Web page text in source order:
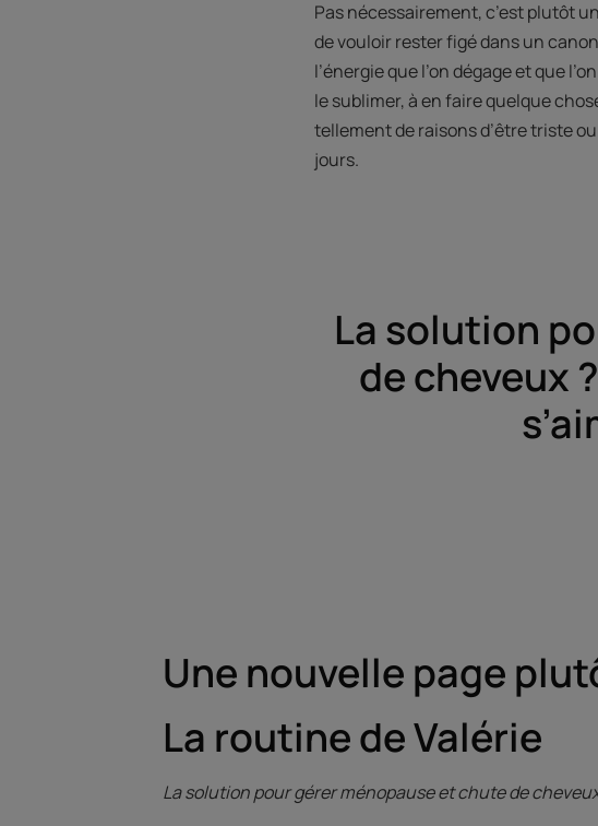
Pas nécessairement, c’est plutôt
de vouloir rester figé dans un
l’énergie que l’on dégage et que
le sublimer, à en faire quelque
tellement de raisons d’être triste
jours.
La solution
de cheveux
Une nouvelle page
La routine de Valérie
La solution pour gérer ménopause et chute de